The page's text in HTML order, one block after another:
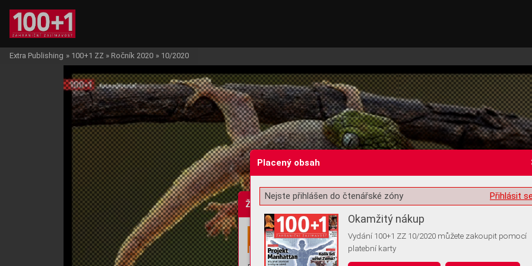
Žádost o souhlas s ukládáním volitelných informací
Extra Publishing » 100+1 ZZ » Ročník 2020 » 10/2020
Placený obsah
Přihlásit
Nejste přihlášen do čtenářské zóny
Okamžitý nákup
Vydání 100+1 ZZ 10/2020 můžete zakoupit pomocí
platební karty